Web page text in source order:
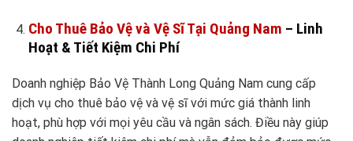
Cho Thuê Bảo Vệ và Vệ Sĩ Tại Quảng Nam – Linh
Hoạt & Tiết Kiệm Chi Phí
Doanh nghiệp Bảo Vệ Thành Long Quảng Nam cung cấp
dịch vụ cho thuê bảo vệ và vệ sĩ với mức giá thành linh
hoạt, phù hợp với mọi yêu cầu và ngân sách. Điều này giúp